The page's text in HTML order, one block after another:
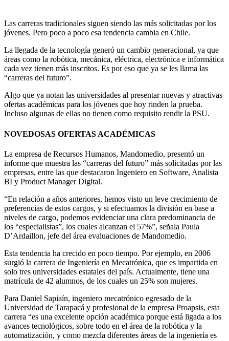
Las carreras tradicionales siguen siendo las más solicitadas por los
jóvenes. Pero poco a poco esa tendencia cambia en Chile.
La llegada de la tecnología generó un cambio generacional, ya que
áreas como la robótica, mecánica, eléctrica, electrónica e informática
cada vez tienen más inscritos. Es por eso que ya se les llama las
“carreras del futuro”.
Algo que ya notan las universidades al presentar nuevas y atractivas
ofertas académicas para los jóvenes que hoy rinden la prueba.
Incluso algunas de ellas no tienen como requisito rendir la PSU.
NOVEDOSAS OFERTAS ACADÉMICAS
La empresa de Recursos Humanos, Mandomedio, presentó un
informe que muestra las “carreras del futuro” más solicitadas por las
empresas, entre las que destacaron Ingeniero en Software, Analista
BI y Product Manager Digital.
“En relación a años anteriores, hemos visto un leve crecimiento de
preferencias de estos cargos, y si efectuamos la división en base a
niveles de cargo, podemos evidenciar una clara predominancia de
los “especialistas”, los cuales alcanzan el 57%”, señala Paula
D’Ardaillon, jefe del área evaluaciones de Mandomedio.
Esta tendencia ha crecido en poco tiempo. Por ejemplo, en 2006
surgió la carrera de Ingeniería en Mecatrónica, que es impartida en
solo tres universidades estatales del país. Actualmente, tiene una
matrícula de 42 alumnos, de los cuales un 25% son mujeres.
Para Daniel Sapiaín, ingeniero mecatrónico egresado de la
Universidad de Tarapacá y profesional de la empresa Proapsis, esta
carrera “es una excelente opción académica porque está ligada a los
avances tecnológicos, sobre todo en el área de la robótica y la
automatización, y como mezcla diferentes áreas de la ingeniería es